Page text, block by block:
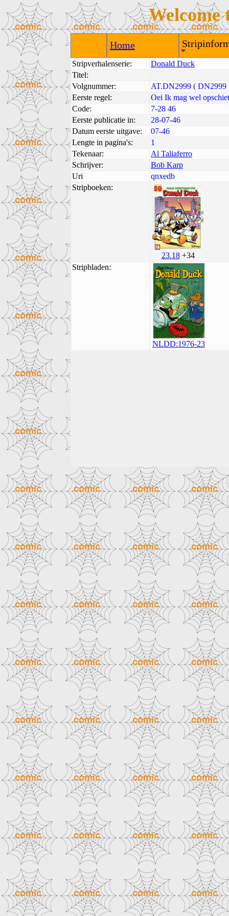
Welcome
Home
Stripverhalenserie:
Donald Duck
Titel:
Volgnummer:
AT.DN2999 ( DN2999
Eerste regel:
Oei Ik mag wel
Code:
7-28 46
Eerste publicatie in:
28-07-46
Datum eerste uitgave:
07-46
Lengte in pagina's:
1
Tekenaar:
Al Taliaferro
Schrijver:
Bob Karp
Uri
qnxedb
Stripboeken:
23.18+34
Stripbladen:
NLDD:1976-23